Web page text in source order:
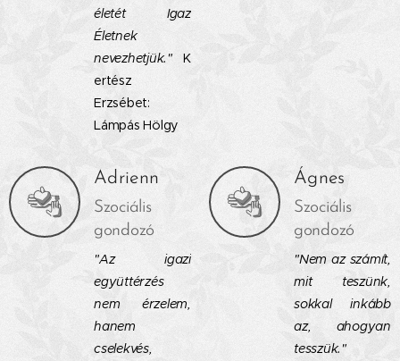
életét Igaz
Életnek
nevezhetjük."K
ertész
Erzsébet:
Lámpás Hölgy
Adrienn
Szociális
gondozó
"Az igazi
együttérzés
nem érzelem,
hanem
cselekvés,
Ágnes
Szociális
gondozó
"Nem az számít,
mit teszünk,
sokkal inkább
az, ahogyan
tesszük."